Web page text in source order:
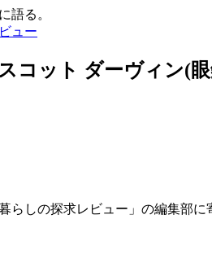
語る。
ュー
コット ダーヴィン(
しの探求レビュー」の編集部に